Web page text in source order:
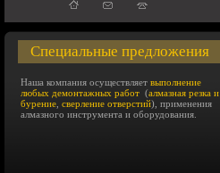
Специальные предложения
Наша компания осуществляет выполнение
любых демонтажных работ (алмазная резка и
бурение сверление отверстий), применения
алмазного инструмента и оборудования.